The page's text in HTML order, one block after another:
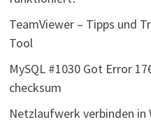
TeamViewer – Tipps und
Tool
MySQL #1030 Got Error
checksum
Netzlaufwerk verbinden in